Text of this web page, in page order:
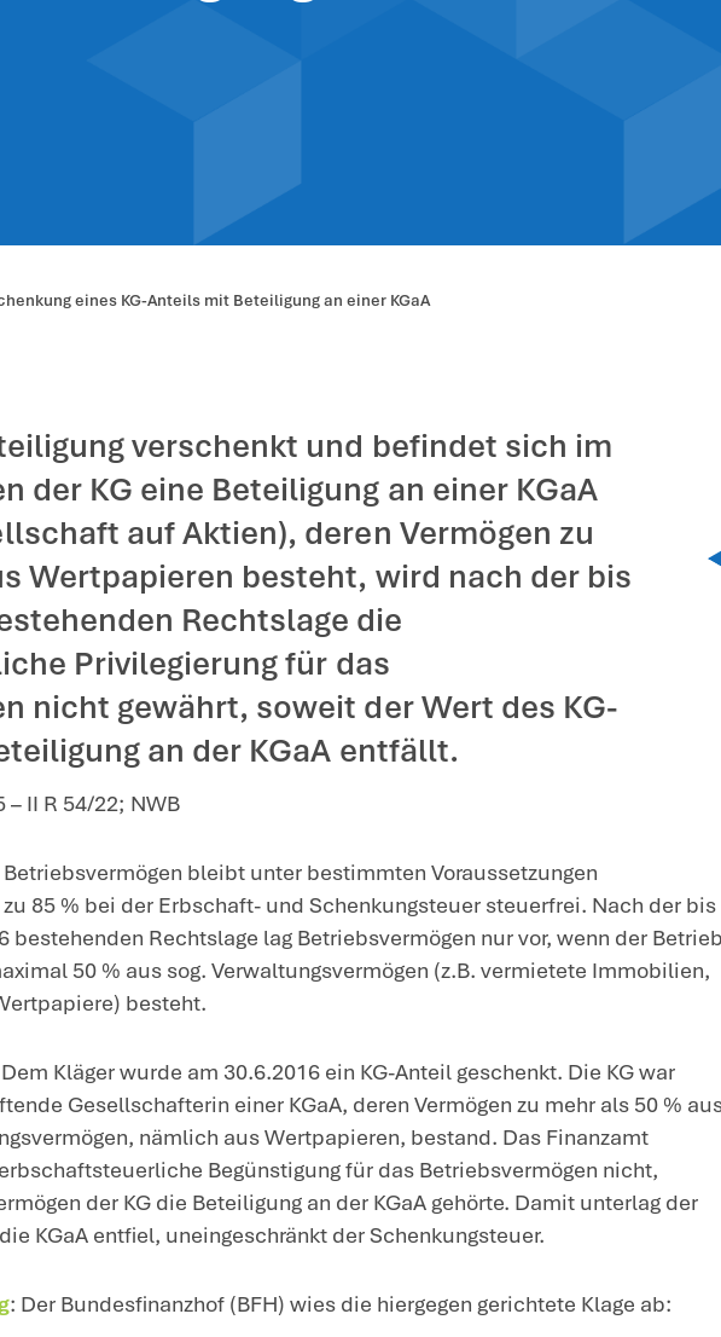
der
mit Beteiligung an
der Schenkung eines KG-Anteils mit Beteiligung an einer
KG-Beteiligung verschenkt und
der KG eine Beteiligung
auf Aktien), deren
50 % aus Wertpapieren besteht,
bestehenden Rechtslage die
Privilegierung für das
nicht gewährt, soweit der
die Beteiligung an der KGaA
26.2.2025 – II R 54/22; NWB